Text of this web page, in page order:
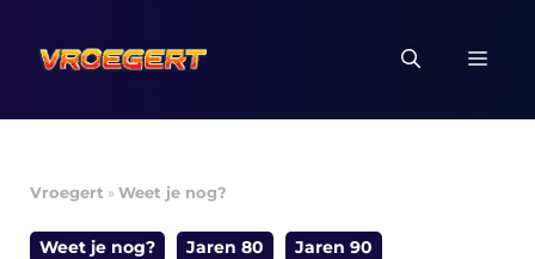
naar
inhoud
Vroegert »Weet je nog?
Weet je nog? Jaren 80
Jaren 90